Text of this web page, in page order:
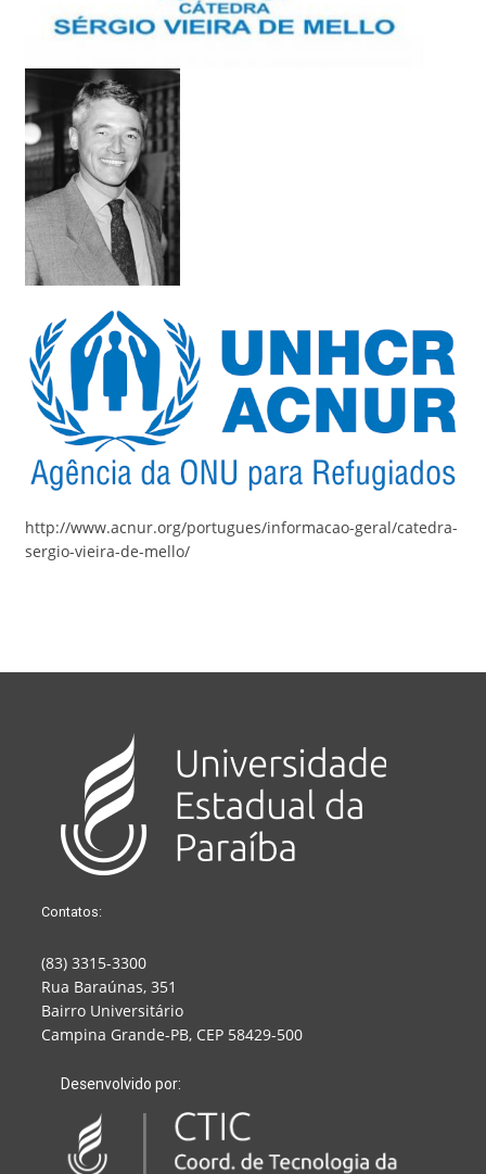
http://www.acnur.org/portugues/informacao-geral/catedra-
sergio-vieira-de-mello/
Contatos:
(83) 3315-3300
Rua Baraúnas, 351
Bairro Universitário
Campina Grande-PB, CEP 58429-500
Desenvolvido por: